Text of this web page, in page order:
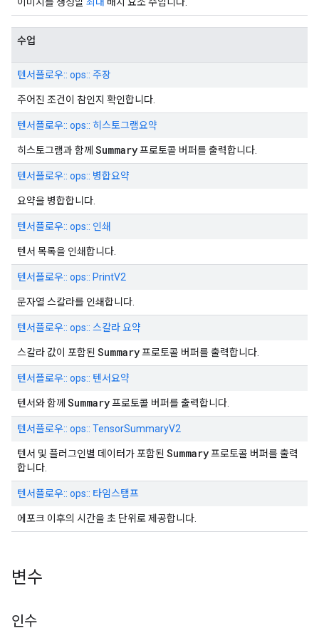
수업
텐서플로우:: ops:: 주장
주어진 조건이 참인지 확인합니다.
텐서플로우:: ops:: 히스토그램요약
히스토그램과 함께 Summary프로토콜 버퍼를 출력합니다.
텐서플로우:: ops:: 병합요약
요약을 병합합니다.
텐서플로우:: ops:: 인쇄
텐서 목록을 인쇄합니다.
텐서플로우:: ops:: PrintV2
문자열 스칼라를 인쇄합니다.
텐서플로우:: ops:: 스칼라 요약
스칼라 값이 포함된 Summary프로토콜 버퍼를 출력합니다.
텐서플로우:: ops:: 텐서요약
텐서와 함께 Summary프로토콜 버퍼를 출력합니다.
텐서플로우:: ops:: TensorSummaryV2
텐서 및 플러그인별 데이터가 포함된 Summary프로토콜 버퍼를 출력
합니다.
텐서플로우:: ops:: 타임스탬프
에포크 이후의 시간을 초 단위로 제공합니다.
변수
인수